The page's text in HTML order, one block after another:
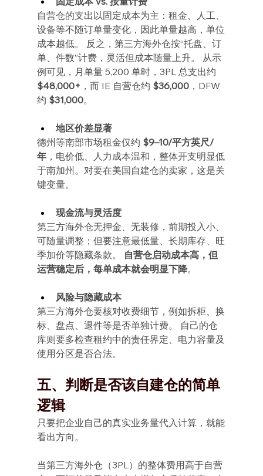
自营仓的支出以固定成本为主：租金、人工、
设备等不随订单量变化，因此单量越高，单位
成本越低。 反之，第三方海外仓按“托盘、订
单、件数”计费，灵活但成本随量上升。 从示
例可见，月单量 5,200 单时，3PL 总支出约
$48,000+ ，而 IE 自营仓约 $36,000，DFW
约 $31,000。
地区价差显著
德州等南部市场租金仅约 $9–10/平方英尺/
年，电价低、人力成本温和，整体开支明显低
于南加州。对要在美国自建仓的卖家，这是关
键变量。
现金流与灵活度
第三方海外仓无押金、无装修，前期投入小、
可随量调整；但要注意最低量、长期库存、旺
季加价等隐藏条款。
自营仓启动成本高，但
运营稳定后，每单成本就会明显下降。
风险与隐藏成本
第三方海外仓要核对收费细节，例如拆柜、换
标、盘点、退件等是否单独计费。 自己的仓
库则要多检查租约中的责任界定、电力容量及
使用分区是否合法。
五、判断是否该自建仓的简单
逻辑
只要把企业自己的真实业务量代入计算，就能
看出方向。
当第三方海外仓（3PL）的整体费用高于自营